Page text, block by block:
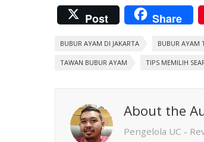
Post Share
BUBUR AYAM DI JAKARTA BUBUR AYAM
TAWAN BUBUR AYAM TIPS MEMILIH
About the
Pengelola UC -